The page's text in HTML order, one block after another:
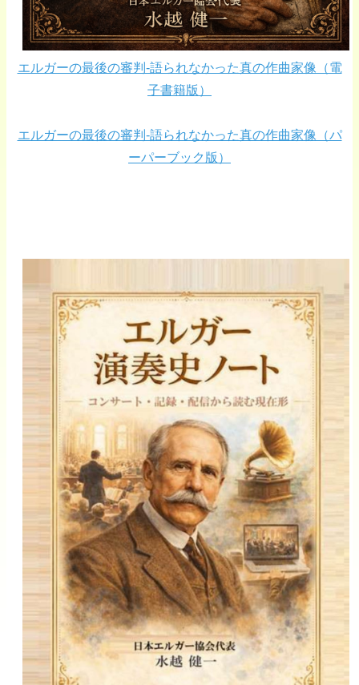
エルガーの最後の審判-語られなかった真の作曲家像（電
子書籍版）
エルガーの最後の審判-語られなかった真の作曲家像（パ
ーパーブック版）